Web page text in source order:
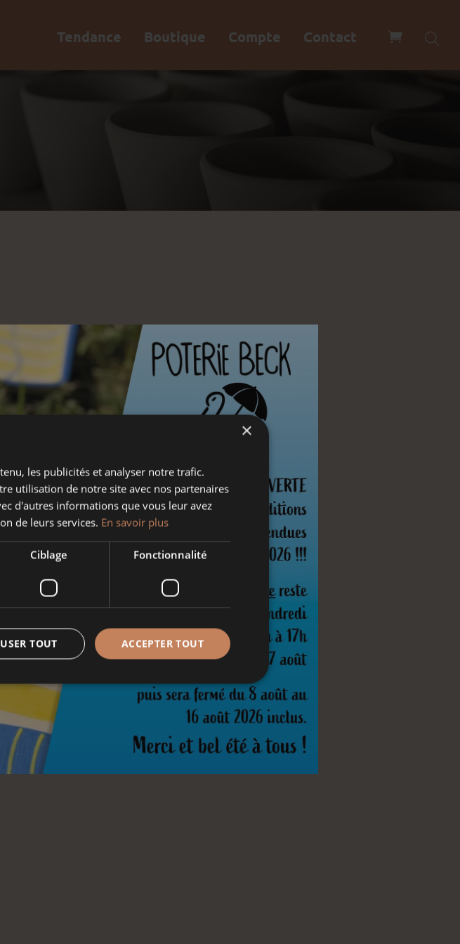
Tendance Boutique Compte Contact
×
les publicités et analyser notre trafic.
utilisation de notre site avec nos partenaires
d'autres informations que vous leur avez
de leurs services. En savoir plus
Ciblage Fonctionnalité
ACCEPTER TOUT
TOUT